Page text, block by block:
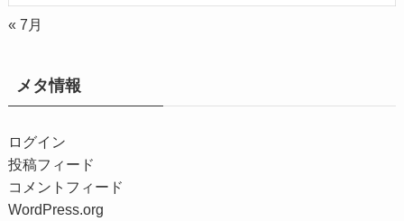
« 7月
メタ情報
ログイン
投稿フィード
コメントフィード
WordPress.org